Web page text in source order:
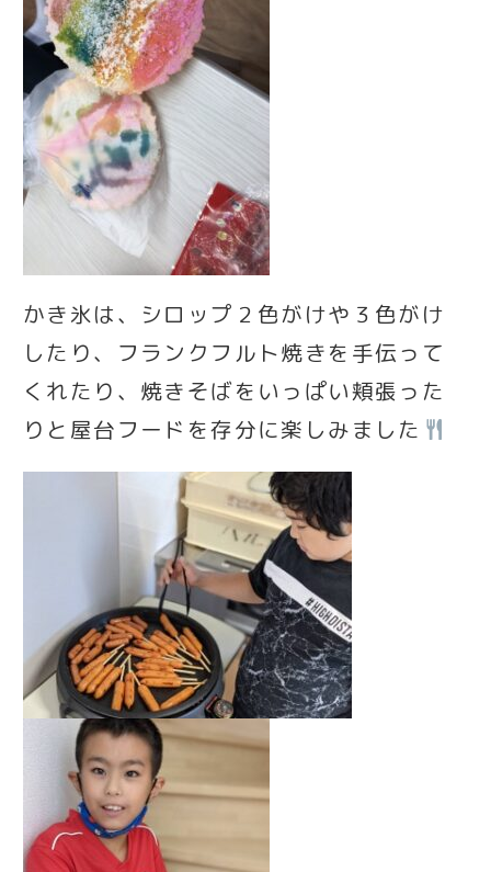
かき氷は、シロップ２色がけや３色がけ
したり、フランクフルト焼きを手伝って
くれたり、焼きそばをいっぱい頬張った
りと屋台フードを存分に楽しみました